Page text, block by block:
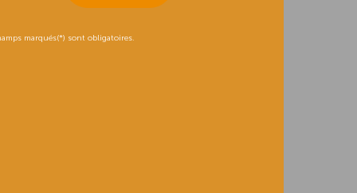
marqués(*) sont obligatoires.